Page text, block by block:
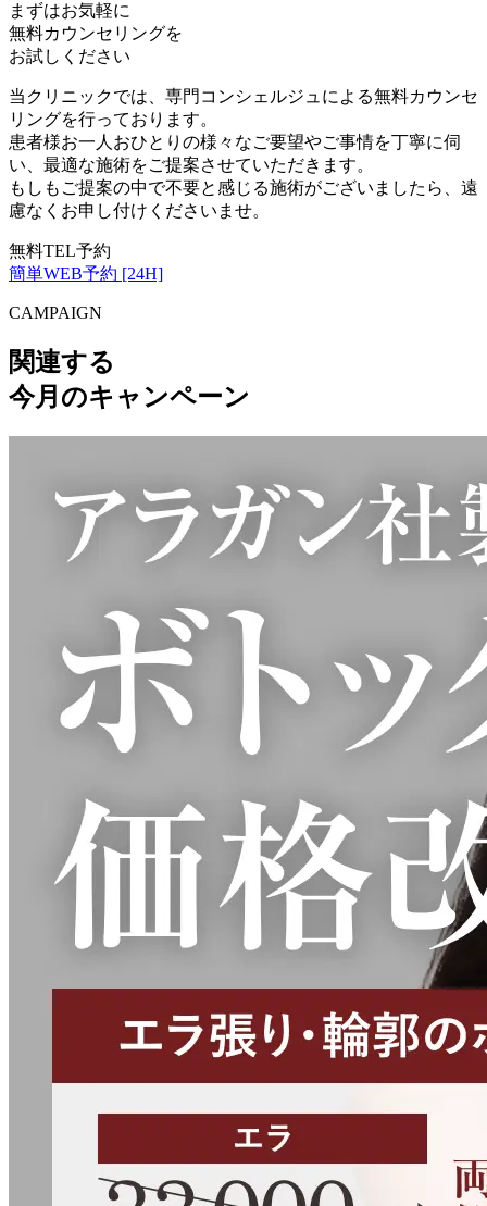
まずはお気軽に
無料カウンセリングを
お試しください
当クリニックでは、専門コンシェルジュによる無料カウンセ
リングを行っております。
患者様お一人おひとりの様々なご要望やご事情を丁寧に伺
い、最適な施術をご提案させていただきます。
もしもご提案の中で不要と感じる施術がございましたら、遠
慮なくお申し付けくださいませ。
無料TEL予約
簡単WEB予約 [24H]
CAMPAIGN
関連する
今月のキャンペーン